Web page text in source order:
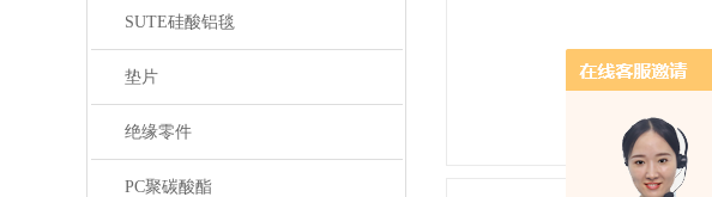
SUTE硅酸铝毯
垫片
绝缘零件
PC聚碳酸酯